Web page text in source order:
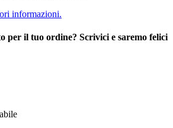
informazioni.
per il tuo ordine? Scrivici e saremo felici